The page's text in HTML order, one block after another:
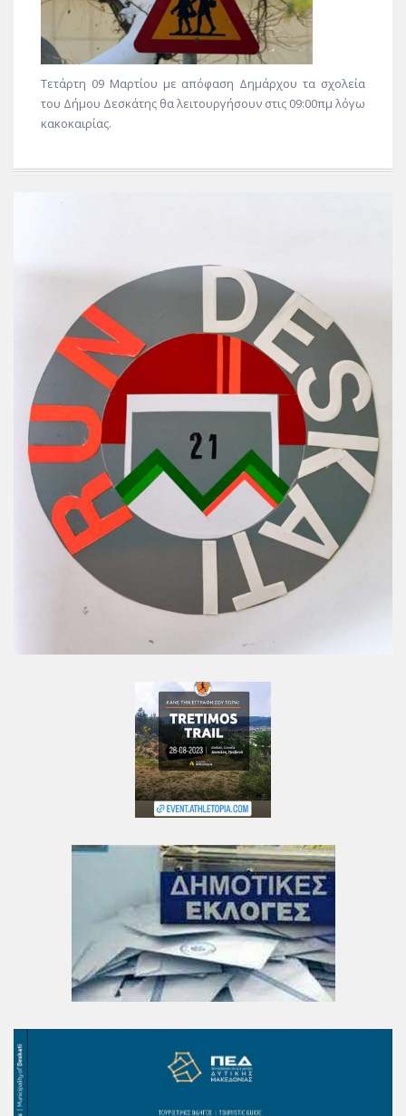
Τετάρτη 09 Μαρτίου με απόφαση Δημάρχου τα σχολεία
του Δήμου Δεσκάτης θα λειτουργήσουν στις 09:00πμ λόγω
κακοκαιρίας.